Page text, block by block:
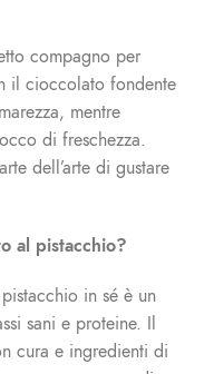
compagno per
il cioccolato fondente
mentre
di freschezza.
dell’arte di gustare
al pistacchio?
in sé è un
sani e proteine. Il
cura e ingredienti di